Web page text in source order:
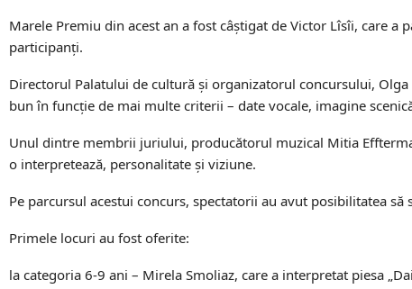
Marele Premiu din acest an a fost câștigat de Victor Lîsîi, care
participanți.
Directorul Palatului de cultură și organizatorul concursului,
bun în funcție de mai multe criterii – date vocale, imagine
Unul dintre membrii juriului, producătorul muzical Mitia
o interpretează, personalitate și viziune.
Pe parcursul acestui concurs, spectatorii au avut posibilitatea
Primele locuri au fost oferite:
la categoria 6-9 ani – Mirela Smoliaz, care a interpretat piesa